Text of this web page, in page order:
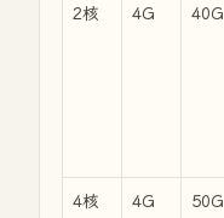
2核 4G 40G
4核 4G 50G